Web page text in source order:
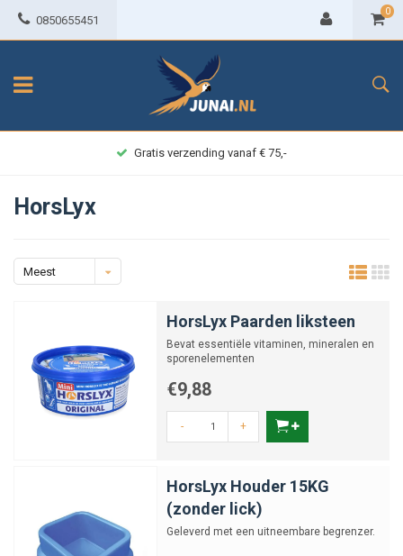
0850655451
0
Gratis verzending vanaf € 75,-
HorsLyx
Meest
HorsLyx Paarden liksteen
Bevat essentiële vitaminen, mineralen en
sporenelementen
€9,88
- +
HorsLyx Houder 15KG
(zonder lick)
Geleverd met een uitneembare begrenzer.